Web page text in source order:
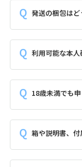
発送の梱包は
利用可能な本
18歳未満でも
箱や説明書、